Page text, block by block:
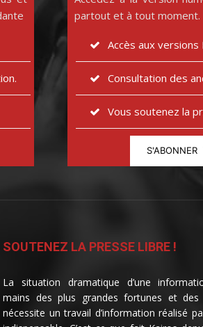
partout et à tout moment.
Accès aux versions
Consultation des
Vous soutenez la
S'ABONNER
SOUTENEZ LA PRESSE LIBRE !
La situation dramatique d’une
mains des plus grandes fortunes et des
nécessite un travail d’information réalisé